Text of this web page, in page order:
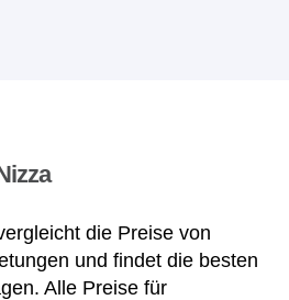
die Preise von
und findet die besten
Alle Preise für